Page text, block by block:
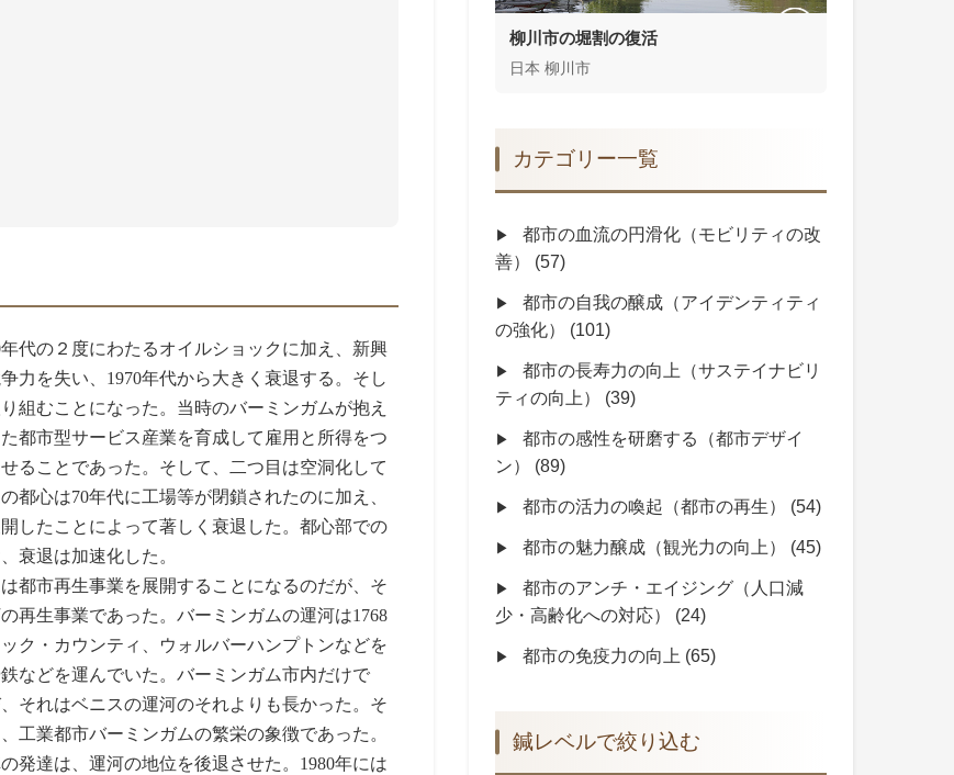
代の２度にわたるオイルショックに加え、新興
力を失い、1970年代から大きく衰退する。そし
組むことになった。当時のバーミンガムが抱え
都市型サービス産業を育成して雇用と所得をつ
ることであった。そして、二つ目は空洞化して
都心は70年代に工場等が閉鎖されたのに加え、
したことによって著しく衰退した。都心部での
衰退は加速化した。
都市再生事業を展開することになるのだが、そ
再生事業であった。バーミンガムの運河は1768
ク・カウンティ、ウォルバーハンプトンなどを
などを運んでいた。バーミンガム市内だけで
それはベニスの運河のそれよりも長かった。そ
工業都市バーミンガムの繁栄の象徴であった。
発達は、運河の地位を後退させた。1980年には
柳川市の堀割の復活
日本 柳川市
カテゴリー一覧
都市の血流の円滑化（モビリティの改
善） (57)
都市の自我の醸成（アイデンティティ
の強化） (101)
都市の長寿力の向上（サステイナビリ
ティの向上） (39)
都市の感性を研磨する（都市デザイ
ン） (89)
都市の活力の喚起（都市の再生） (54)
都市の魅力醸成（観光力の向上） (45)
都市のアンチ・エイジング（人口減
少・高齢化への対応） (24)
都市の免疫力の向上 (65)
鍼レベルで絞り込む